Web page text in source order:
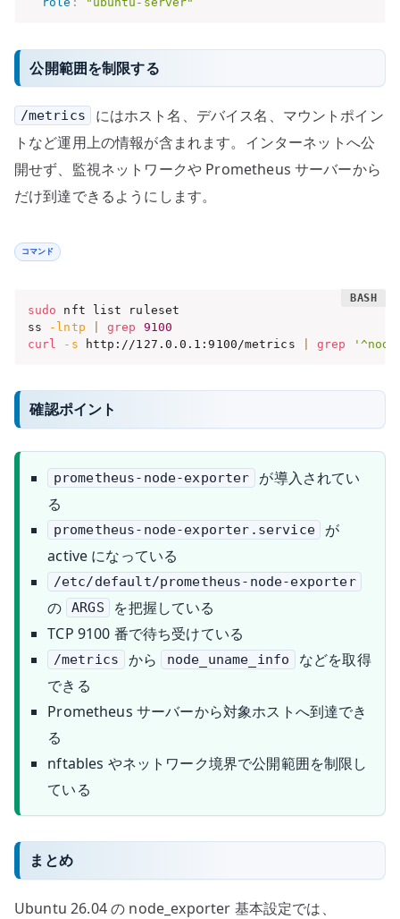
公開範囲を制限する
/metrics
にはホスト名、デバイス名、マウントポイン
トなど運用上の情報が含まれます。インターネットへ公
開せず、監視ネットワークや Prometheus サーバーから
だけ到達できるようにします。
コマンド
sudo nft list ruleset
ss
-lntp grep
9100
curl
-s http://127.0.0.1:9100/metrics grep
確認ポイント
prometheus-node-exporter
が導入されてい
る
prometheus-node-exporter.service
が
active になっている
/etc/default/prometheus-node-exporter
の ARGS
を把握している
TCP 9100 番で待ち受けている
/metrics から node_uname_info
などを取得
できる
Prometheus サーバーから対象ホストへ到達でき
る
nftables やネットワーク境界で公開範囲を制限し
ている
まとめ
Ubuntu 26.04 の node_exporter 基本設定では、